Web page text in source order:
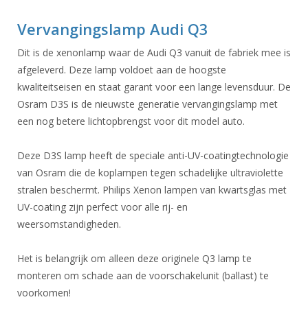
Vervangingslamp Audi Q3
Dit is de xenonlamp waar de Audi Q3 vanuit de fabriek mee is
afgeleverd. Deze lamp voldoet aan de hoogste
kwaliteitseisen en staat garant voor een lange levensduur. De
Osram D3S is de nieuwste generatie vervangingslamp met
een nog betere lichtopbrengst voor dit model auto.
Deze D3S lamp heeft de speciale anti-UV-coatingtechnologie
van Osram die de koplampen tegen schadelijke ultraviolette
stralen beschermt. Philips Xenon lampen van kwartsglas met
UV-coating zijn perfect voor alle rij- en
weersomstandigheden.
Het is belangrijk om alleen deze originele Q3 lamp te
monteren om schade aan de voorschakelunit (ballast) te
voorkomen!